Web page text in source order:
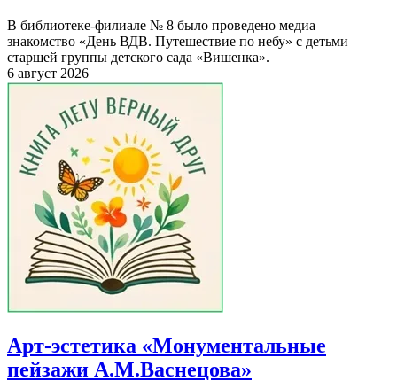
В библиотеке-филиале № 8 было проведено медиа–
знакомство «День ВДВ. Путешествие по небу» с детьми
старшей группы детского сада «Вишенка».
6 август 2026
Арт-эстетика «Монументальные
пейзажи А.М.Васнецова»